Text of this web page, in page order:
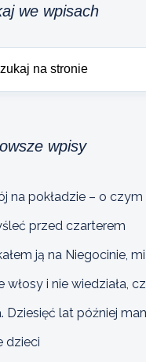
we wpisach
wpisy
na pokładzie – o
przed czarterem
ją na Niegocinie,
włosy i nie wiedziała,
Dziesięć lat później
dzieci